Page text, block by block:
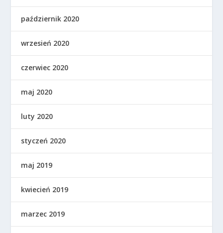
październik 2020
wrzesień 2020
czerwiec 2020
maj 2020
luty 2020
styczeń 2020
maj 2019
kwiecień 2019
marzec 2019